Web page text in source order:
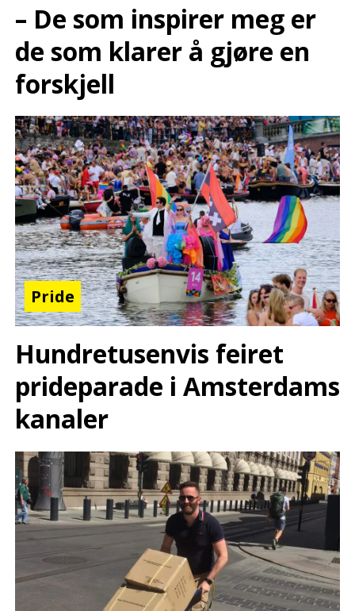
– De som inspirer meg er
de som klarer å gjøre en
forskjell
Pride
Hundretusenvis feiret
prideparade i Amsterdams
kanaler